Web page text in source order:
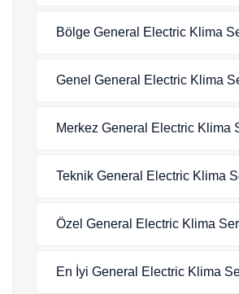
Bölge General Electric Klima
Genel General Electric Klima
Merkez General Electric Klima
Teknik General Electric Klima
Özel General Electric Klima
En İyi General Electric Klima